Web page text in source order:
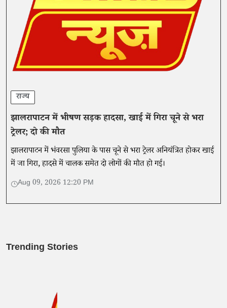
राज्य
झालरापाटन में भीषण सड़क हादसा, खाई में गिरा चूने से भरा
ट्रेलर; दो की मौत
झालरापाटन में भंवरसा पुलिया के पास चूने से भरा ट्रेलर अनियंत्रित होकर खाई
में जा गिरा, हादसे में चालक समेत दो लोगों की मौत हो गई।
Aug 09, 2026 12:20 PM
Trending Stories